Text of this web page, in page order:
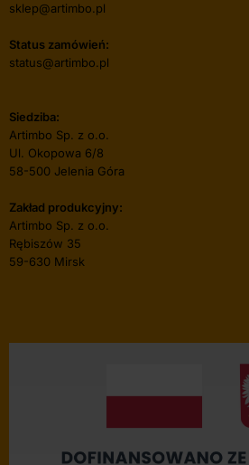
sklep@artimbo.pl
Status zamówień:
status@artimbo.pl
Siedziba:
Artimbo Sp. z o.o.
Ul. Okopowa 6/8
58-500 Jelenia Góra
Zakład produkcyjny:
Artimbo Sp. z o.o.
Rębiszów 35
59-630 Mirsk